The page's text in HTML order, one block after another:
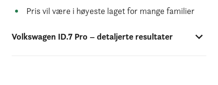
Pris vil være i høyeste laget for mange familier
Volkswagen ID.7 Pro – detaljerte resultater